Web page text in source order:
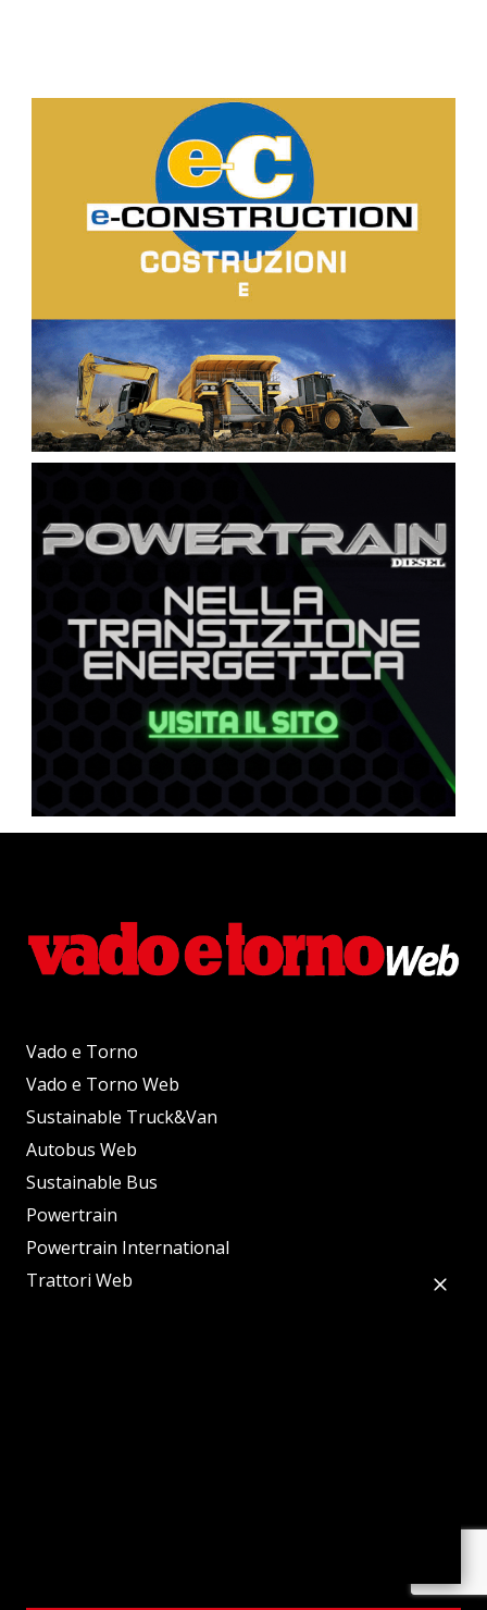
Vado e Torno
Vado e Torno Web
Sustainable Truck&Van
Autobus Web
Sustainable Bus
Powertrain
Powertrain International
Trattori Web